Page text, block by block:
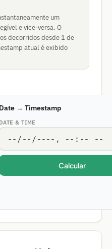
um
e vice-versa. O
decorridos desde 1 de
atual é exibido
Date → Timestamp
DATE & TIME
Calcular